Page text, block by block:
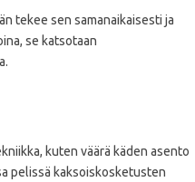
tekee sen samanaikaisesti ja
se katsotaan
kuten väärä käden asento
pelissä kaksoiskosketusten